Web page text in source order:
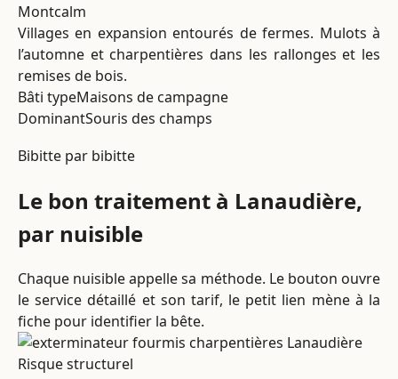
Montcalm
Villages en expansion entourés de fermes. Mulots à
l’automne et charpentières dans les rallonges et les
remises de bois.
Bâti typeMaisons de campagne
DominantSouris des champs
Bibitte par bibitte
Le bon traitement à Lanaudière,
par nuisible
Chaque nuisible appelle sa méthode. Le bouton ouvre
le service détaillé et son tarif, le petit lien mène à la
fiche pour identifier la bête.
Risque structurel